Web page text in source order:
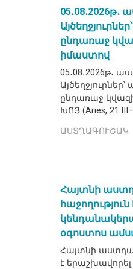
05․08․2026թ․
ընդառաջ
իմաստով
05․08․2026թ․
ընդառաջ
ԽՈՅ (Aries,
ԱՍՏՂԱԳՈՒՇԱԿ
Հայտնի
օգոստոս
Հայտնի
է